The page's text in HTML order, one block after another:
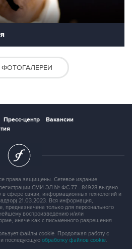
ФОТОГАЛЕРЕИ
Пресс-центр
Вакансии
права защищены. Сетевое издание
регистрации СМИ ЭЛ № ФС 77 - 84928 выдано
сфере связи, информационных технологий и
21.03.2023. Вся информация,
предназначена только для персонального
воспроизведению и/или
иначе как с письменного разрешения
файлы cookie. Продолжая работу с
и последующую обработку файлов cookie.